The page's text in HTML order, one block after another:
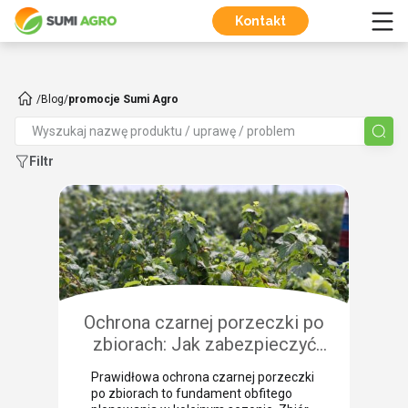
Kontakt
/Blog/promocje Sumi Agro
Filtr
Ochrona czarnej porzeczki po
zbiorach: Jak zabezpieczyć
plantację przed chorobami i
szkodnikami?
Prawidłowa ochrona czarnej porzeczki
po zbiorach to fundament obfitego